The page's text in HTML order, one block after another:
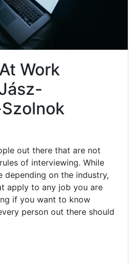
Work
out there that are not
of interviewing. While
depending on the industry,
apply to any job you are
if you want to know
person out there should